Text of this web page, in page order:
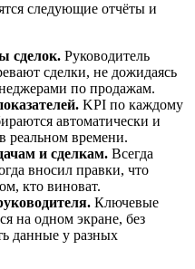
следующие отчёты и
сделок. Руководитель
сделки, не дожидаясь
по продажам.
KPI по каждому
автоматически и
реальном времени.
и сделкам. Всегда
вносил правки, что
кто виноват.
Ключевые
на одном экране, без
данные у разных